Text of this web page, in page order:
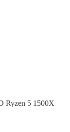
。
，总会让复拓
这些区域多数
端的近核区
Ryzen 5 1500X